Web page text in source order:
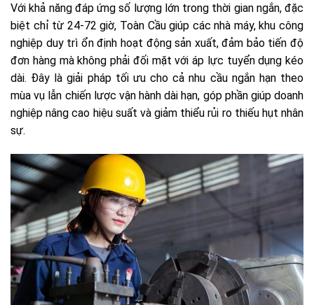
Với khả năng đáp ứng số lượng lớn trong thời gian ngắn, đặc
biệt chỉ từ 24-72 giờ, Toàn Cầu giúp các nhà máy, khu công
nghiệp duy trì ổn định hoạt động sản xuất, đảm bảo tiến độ
đơn hàng mà không phải đối mặt với áp lực tuyển dụng kéo
dài. Đây là giải pháp tối ưu cho cả nhu cầu ngắn hạn theo
mùa vụ lẫn chiến lược vận hành dài hạn, góp phần giúp doanh
nghiệp nâng cao hiệu suất và giảm thiểu rủi ro thiếu hụt nhân
sự.